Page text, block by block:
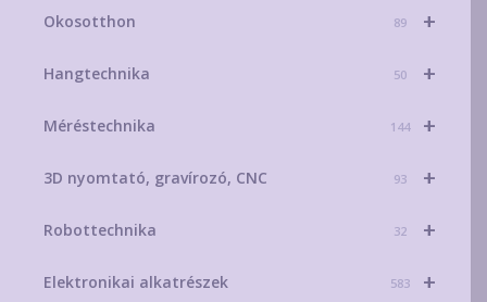
+
Okosotthon 89
+
Hangtechnika 50
+
Méréstechnika 144
+
3D nyomtató, gravírozó, CNC 93
+
Robottechnika 32
+
Elektronikai alkatrészek 583